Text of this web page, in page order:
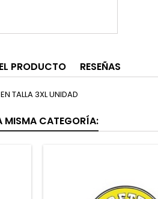
PRODUCTO RESEÑAS
TALLA 3XL UNIDAD
MISMA CATEGORÍA: